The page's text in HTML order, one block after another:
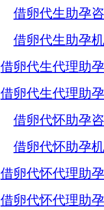
借卵代生助孕
借卵代生助孕
借卵代生代理助
借卵代生代理助
借卵代怀助孕
借卵代怀助孕
借卵代怀代理助
借卵代怀代理助